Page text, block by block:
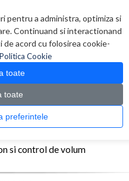
a administra, optimiza si
Continuand si interactionand
acord cu folosirea cookie-
Politica Cookie
toate
toate
Administreaza preferintele
0 produs(e)
Genius HS-04SU cu microfon si control de
si control de volum